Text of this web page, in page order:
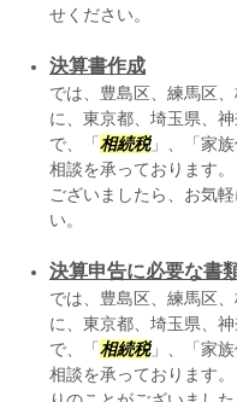
せください。
決算書作成
では、豊島区、練馬区
に、東京都、埼玉県、
で、「 相続税」、「家
相談を承っております
ございましたら、お気
い。
決算申告に必要な書
では、豊島区、練馬区
に、東京都、埼玉県、
で、「 相続税」、「家
相談を承っております